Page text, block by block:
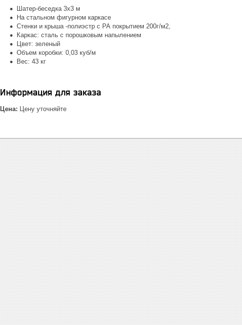
Шатер-беседка 3x3 м
На стальном фигурном каркасе
Стенки и крыша -полиэстр с РА покрытием 200г/м2,
Каркас: сталь с порошковым напылением
Цвет: зеленый
Объем коробки: 0,03 куб/м
Вес: 43 кг
Информация для заказа
Цена: Цену уточняйте